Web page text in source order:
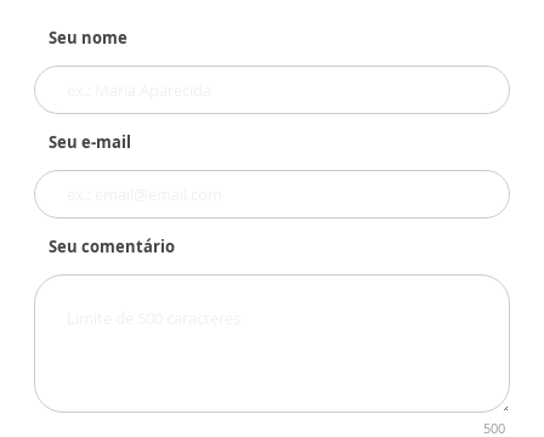
Seu nome
Seu e-mail
Seu comentário
500